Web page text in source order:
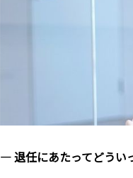
― 退任にあたってどうい